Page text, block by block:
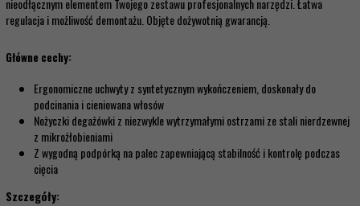
nieodłącznym elementem Twojego zestawu profesjonalnych narzędzi. Łatwa
regulacja i możliwość demontażu. Objęte dożywotnią gwarancją.
Główne cechy:
Ergonomiczne uchwyty z syntetycznym wykończeniem, doskonały do
podcinania i cieniowana włosów
Nożyczki degażówki z niezwykle wytrzymałymi ostrzami ze stali nierdzewnej
z mikrożłobieniami
Z wygodną podpórką na palec zapewniającą stabilność i kontrolę podczas
cięcia
Szczegóły: